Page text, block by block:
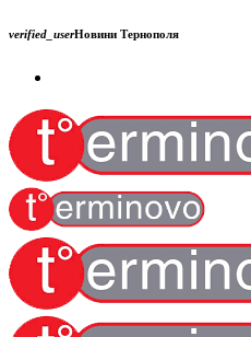
verified_userНовини Тернополя